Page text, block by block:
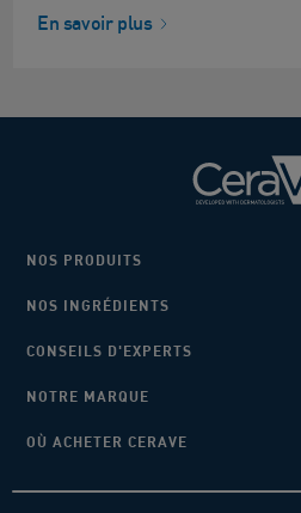
En savoir plus
NOS PRODUITS
NOS INGRÉDIENTS
CONSEILS D'EXPERTS
NOTRE MARQUE
OÙ ACHETER CERAVE